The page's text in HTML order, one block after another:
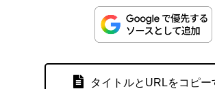
タイトルとURLをコピー